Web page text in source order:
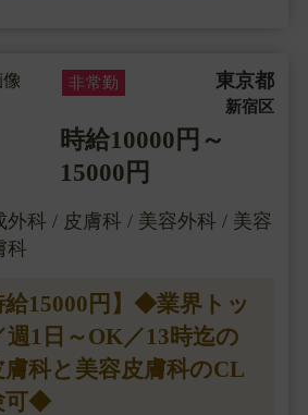
非常勤 東京都
新宿区
時給10000円～
15000円
外科 / 皮膚科 / 美容外科 / 美容
科
給15000円】◆業界トッ
週1日～OK／13時迄の
膚科と美容皮膚科のCL
可◆